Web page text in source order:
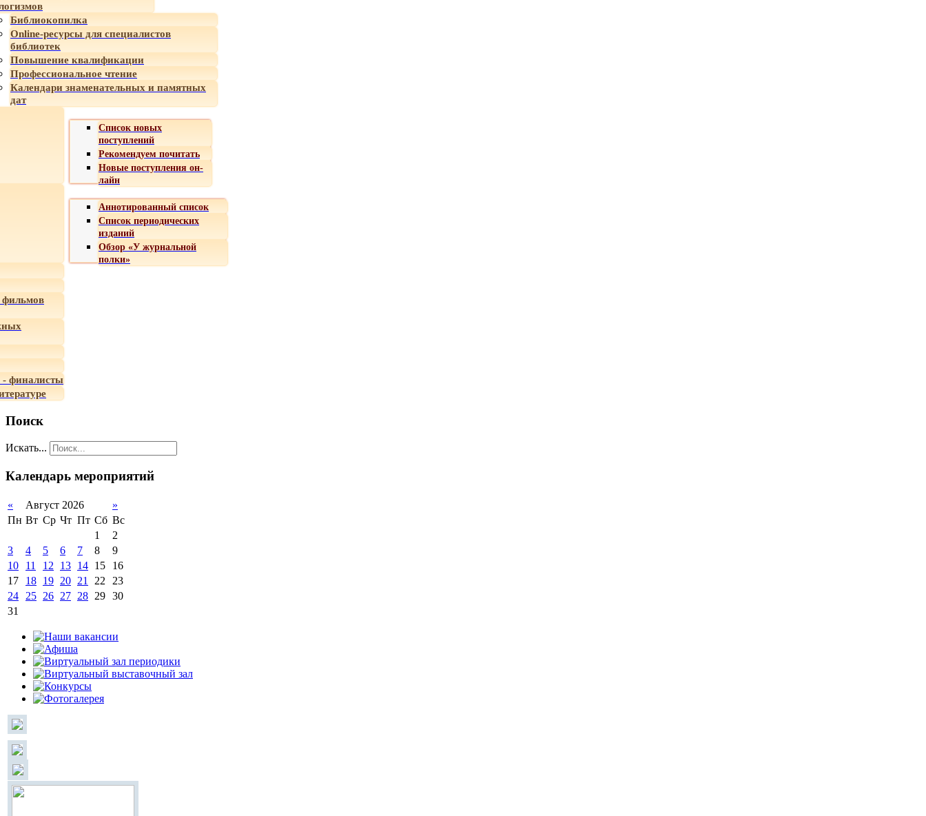
Библиокопилка
Online-ресурсы для специалистов
библиотек
Повышение квалификации
Профессиональное чтение
Календари знаменательных и памятных
дат
Список новых
поступлений
Рекомендуем почитать
Новые поступления он-
лайн
Аннотированный список
Список периодических
изданий
Обзор «У журнальной
полки»
- финалисты
Поиск
Искать...
Календарь мероприятий
« Август 2026
»
Пн Вт Ср Чт Пт Сб Вс
1
2
3
4 5 6 7 8
9
10
11 12 13 14 15
16
17
18 19 20 21 22
23
24
25 26 27 28 29 30
31